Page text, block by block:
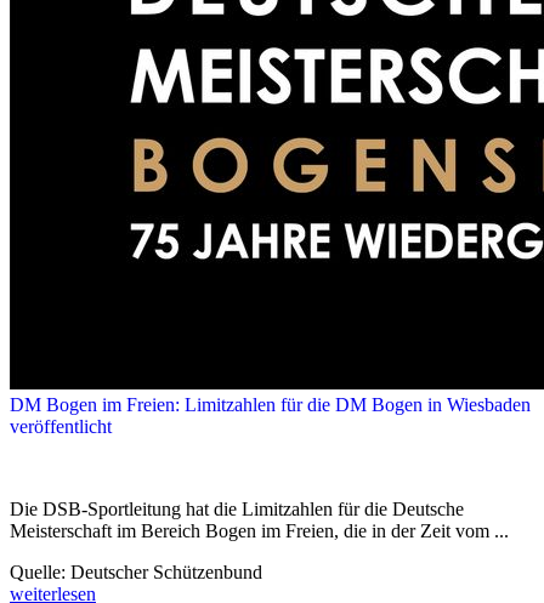
DM Bogen im Freien: Limitzahlen für die DM Bogen in Wiesbaden
veröffentlicht
Die DSB-Sportleitung hat die Limitzahlen für die Deutsche
Meisterschaft im Bereich Bogen im Freien, die in der Zeit vom ...
Quelle: Deutscher Schützenbund
weiterlesen